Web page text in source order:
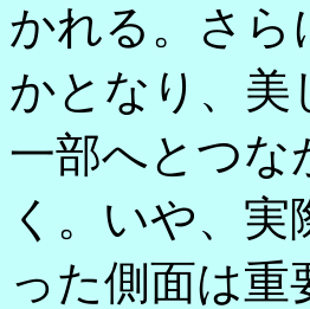
かれる。さら
かとなり、美
一部へとつな
く。いや、
った側面は